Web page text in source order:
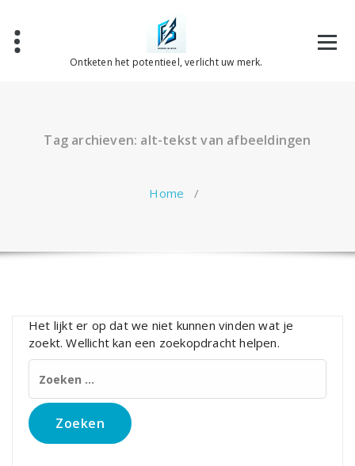
inhoud
Ontketen het potentieel, verlicht uw merk.
Tag archieven: alt-tekst van afbeeldingen
Home /
Het lijkt er op dat we niet kunnen vinden wat je
zoekt. Wellicht kan een zoekopdracht helpen.
Zoeken
naar: